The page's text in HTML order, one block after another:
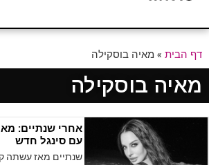
דף הבית » מאיה בוסקילה
מאיה בוסקילה
אחרי שנתיים:
עם סינגל חדש
שנתיים מאז עשתה